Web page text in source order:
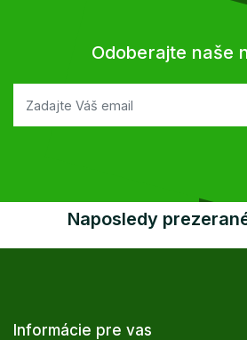
Odoberajte naše
Naposledy
Informácie pre vas